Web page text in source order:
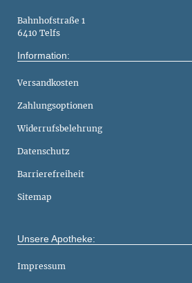
Bahnhofstraße 1
6410 Telfs
Information:
Versandkosten
Zahlungsoptionen
Widerrufsbelehrung
Datenschutz
Barrierefreiheit
Sitemap
Unsere Apotheke:
Impressum